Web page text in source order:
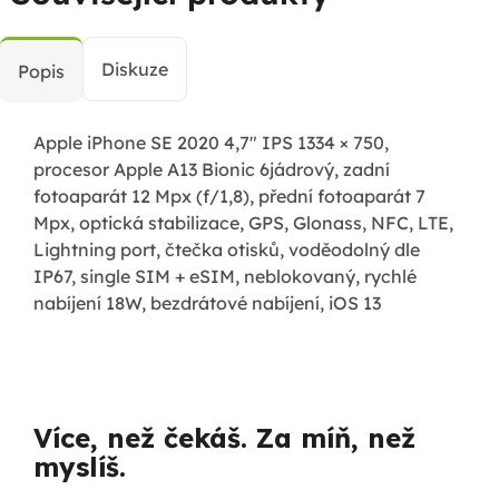
Popis Diskuze
Apple iPhone SE 2020 4,7" IPS 1334 × 750,
procesor Apple A13 Bionic 6jádrový, zadní
fotoaparát 12 Mpx (f/1,8), přední fotoaparát 7
Mpx, optická stabilizace, GPS, Glonass, NFC, LTE,
Lightning port, čtečka otisků, voděodolný dle
IP67, single SIM + eSIM, neblokovaný, rychlé
nabíjení 18W, bezdrátové nabíjení, iOS 13
Více, než čekáš. Za míň, než
myslíš.